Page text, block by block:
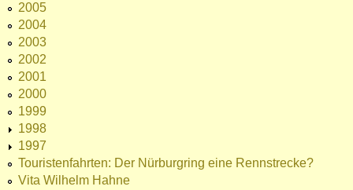
2005
2004
2003
2002
2001
2000
1999
1998
1997
Touristenfahrten: Der Nürburgring eine Rennstrecke?
Vita Wilhelm Hahne